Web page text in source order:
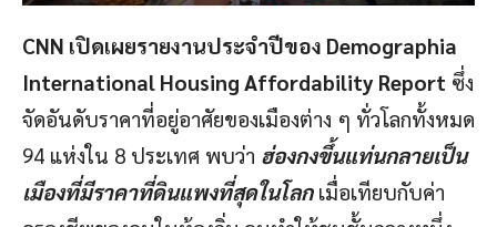
CNN เปิดเผยรายงานประจำปีของ Demographia
International Housing Affordability Report ซึ่ง
จัดอันดับราคาที่อยู่อาศัยของเมืองต่าง ๆ ทั่วโลกทั้งหมด
94 แห่งใน 8 ประเทศ พบว่า ฮ่องกงขึ้นแท่นกลายเป็น
เมืองที่มีราคาที่ดินแพงที่สุดในโลกเมื่อเทียบกับค่า